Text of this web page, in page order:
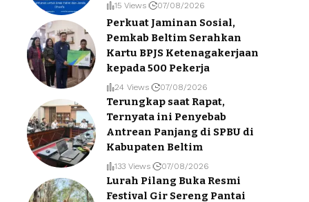
15 Views 07/08/2026
Perkuat Jaminan Sosial,
Pemkab Beltim Serahkan
Kartu BPJS Ketenagakerjaan
kepada 500 Pekerja
24 Views 07/08/2026
Terungkap saat Rapat,
Ternyata ini Penyebab
Antrean Panjang di SPBU di
Kabupaten Beltim
133 Views 07/08/2026
Lurah Pilang Buka Resmi
Festival Gir Sereng Pantai